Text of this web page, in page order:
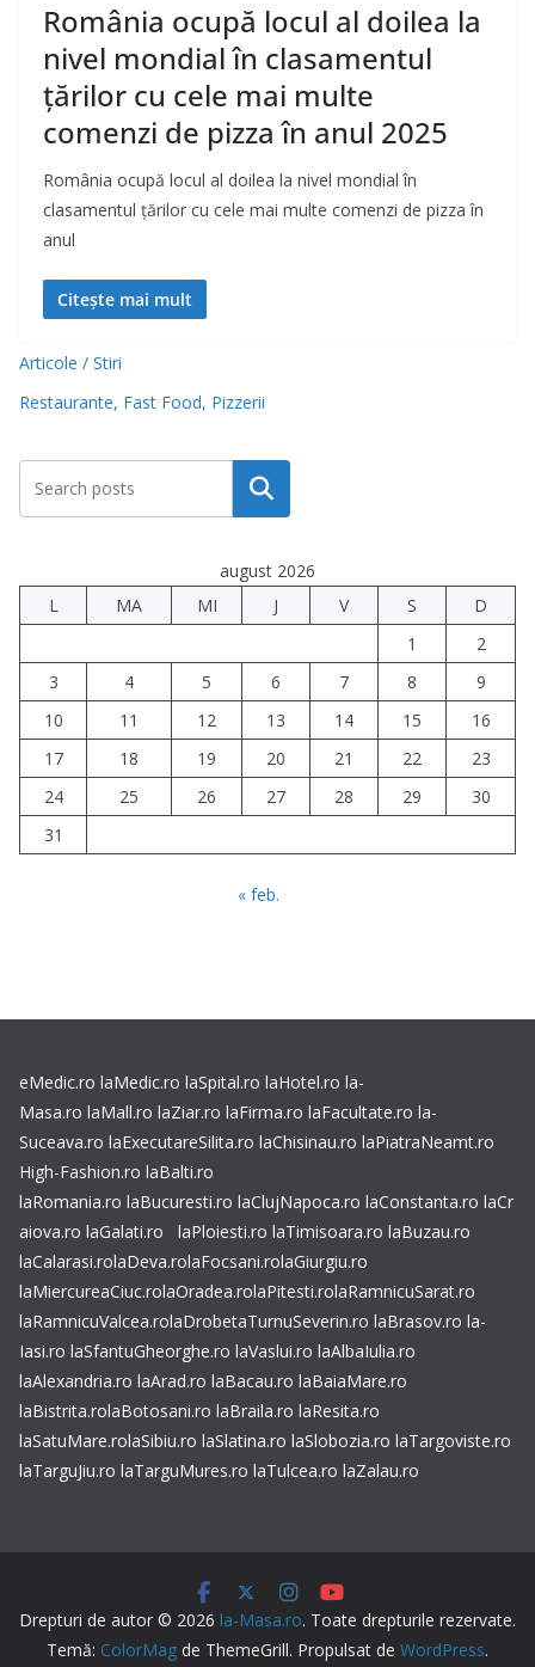
România ocupă locul al doilea la
nivel mondial în clasamentul
țărilor cu cele mai multe
comenzi de pizza în anul 2025
România ocupă locul al doilea la nivel mondial în
clasamentul țărilor cu cele mai multe comenzi de pizza în
anul
Citește mai mult
Articole / Stiri
Restaurante, Fast Food, Pizzerii
Caută
august 2026
L
MA MI J V S
D
1
2
3
4 5 6 7 8
9
10
11 12 13 14 15
16
17
18 19 20 21 22
23
24
25 26 27 28 29
30
31
« feb.
eMedic.ro laMedic.ro laSpital.ro laHotel.ro la-
Masa.ro laMall.ro laZiar.ro laFirma.ro laFacultate.ro la-
Suceava.ro laExecutareSilita.ro laChisinau.ro laPiatraNeamt.ro
High-Fashion.ro laBalti.ro
laRomania.ro laBucuresti.ro laClujNapoca.ro laConstanta.ro laCr
aiova.ro laGalati.ro laPloiesti.ro laTimisoara.ro laBuzau.ro
laCalarasi.rolaDeva.rolaFocsani.rolaGiurgiu.ro
laMiercureaCiuc.rolaOradea.rolaPitesti.rolaRamnicuSarat.ro
laRamnicuValcea.rolaDrobetaTurnuSeverin.ro laBrasov.ro la-
Iasi.ro laSfantuGheorghe.ro laVaslui.ro laAlbaIulia.ro
laAlexandria.ro laArad.ro laBacau.ro laBaiaMare.ro
laBistrita.rolaBotosani.ro laBraila.ro laResita.ro
laSatuMare.rolaSibiu.ro laSlatina.ro laSlobozia.ro laTargoviste.ro
laTarguJiu.ro laTarguMures.ro laTulcea.ro laZalau.ro
Drepturi de autor © 2026 la-Masa.ro. Toate drepturile rezervate.
Temă: ColorMag de ThemeGrill. Propulsat de WordPress.